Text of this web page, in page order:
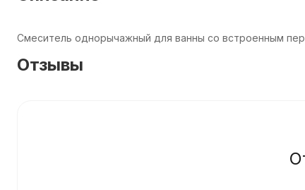
Смеситель однорычажный для ванны со встроенным
Отзывы